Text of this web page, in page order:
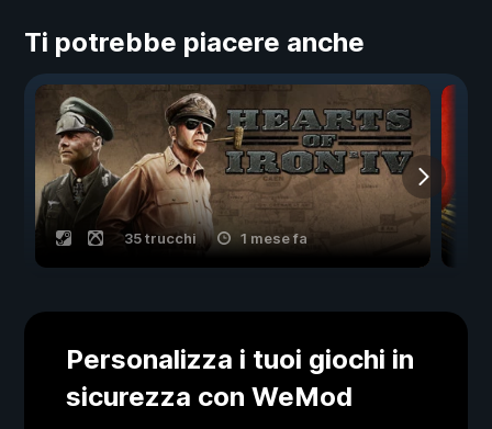
Ti potrebbe piacere anche
35 trucchi 1 mese fa
Personalizza i tuoi giochi in
sicurezza con WeMod